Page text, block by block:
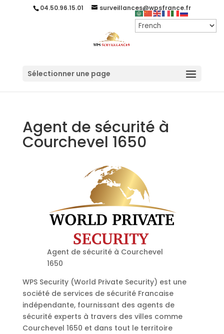
04.50.96.15.01 surveillances@wpsfrance.fr
Sélectionner une page
Agent de sécurité à
Courchevel 1650
Agent de sécurité à Courchevel
1650
WPS Security (World Private Security) est une
société de services de sécurité Francaise
indépendante, fournissant des agents de
sécurité experts à travers des villes comme
Courchevel 1650 et dans tout le territoire